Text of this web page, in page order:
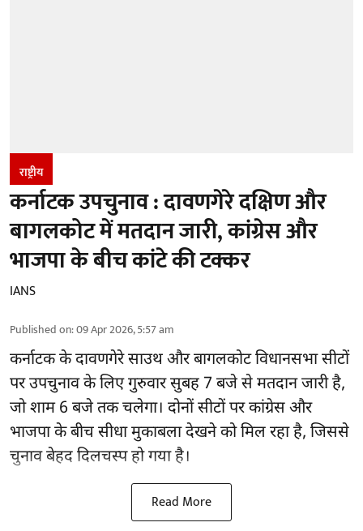
राष्ट्रीय
कर्नाटक उपचुनाव : दावणगेरे दक्षिण और
बागलकोट में मतदान जारी, कांग्रेस और
भाजपा के बीच कांटे की टक्कर
IANS
Published on:09 Apr 2026, 5:57 am
कर्नाटक के दावणगेरे साउथ और बागलकोट विधानसभा सीटों
पर उपचुनाव के लिए गुरुवार सुबह 7 बजे से मतदान जारी है,
जो शाम 6 बजे तक चलेगा। दोनों सीटों पर कांग्रेस और
भाजपा के बीच सीधा मुकाबला देखने को मिल रहा है, जिससे
चुनाव बेहद दिलचस्प हो गया है।
Read More